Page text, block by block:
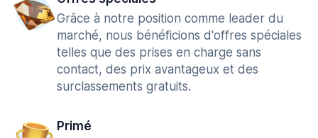
Grâce à notre position comme leader du
marché, nous bénéficions d'offres spéciales
telles que des prises en charge sans
contact, des prix avantageux et des
surclassements gratuits.
Primé